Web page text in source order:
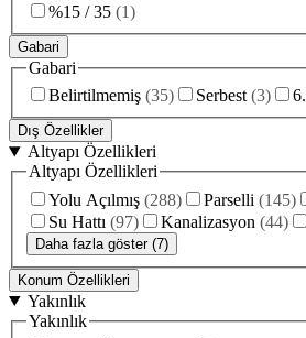
%15 / 35 (1)
Gabari
Gabari
Belirtilmemiş (35) Serbest (3)
Dış Özellikler
Altyapı Özellikleri
Altyapı Özellikleri
Yolu Açılmış (288) Parselli (145)
Su Hattı (97) Kanalizasyon (44)
Daha fazla göster (7)
Konum Özellikleri
Yakınlık
Yakınlık